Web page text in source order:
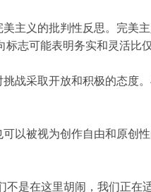
主义的批判性反思。完美
标志可能表明务实和灵活比
战采取开放和积极的态度
以被视为创作自由和原创
不是在这里胡闹，我们正